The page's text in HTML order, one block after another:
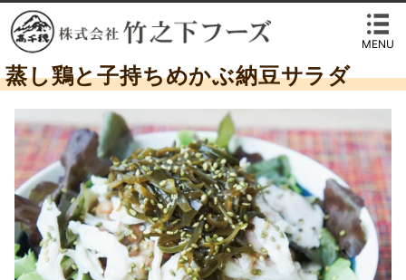
MENU
蒸し鶏と子持ちめかぶ納豆サラダ